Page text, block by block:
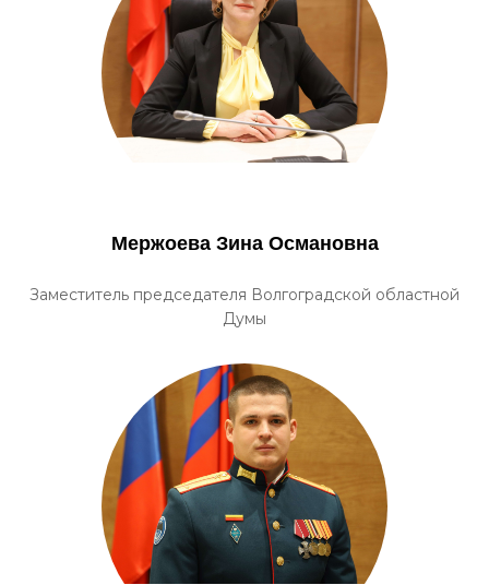
Мержоева Зина Османовна
Заместитель председателя Волгоградской областной
Думы